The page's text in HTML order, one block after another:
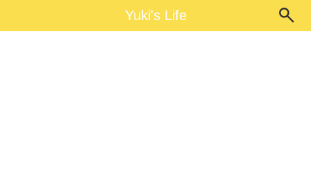
Yuki's LifeYuki's Life